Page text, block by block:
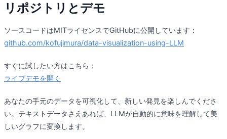
リポジトリとデモ
ソースコードはMITライセンスでGitHubに公開しています：
github.com/kofujimura/data-visualization-using-LLM
すぐに試したい方はこちら：
ライブデモを開く
あなたの手元のデータを可視化して、新しい発見を楽しんでくださ
い。テキストデータさえあれば、LLMが自動的に意味を理解して美
しいグラフに変換します。